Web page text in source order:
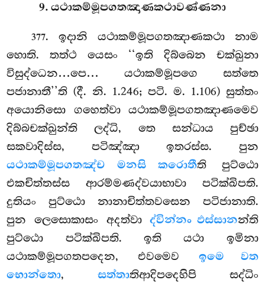
9. යථාකම්මූපගතඤාණකථාවණ්ණනා
377. ඉදානි යථාකම්මූපගතඤාණකථා නාම
හොති. තත්ථ යෙසං ‘‘ඉති දිබ්බෙන චක්ඛුනා
විසුද්ධෙන…පෙ… යථාකම්මූපගෙ සත්තෙ
පජානාතී’’ති (දී. නි. 1.246; පටි. ම. 1.106) සුත්තං
අයොනිසො ගහෙත්වා යථාකම්මූපගතඤාණමෙව
දිබ්බචක්ඛුන්ති ලද්ධි, තෙ සන්ධාය පුච්ඡා
සකවාදිස්ස, පටිඤ්ඤා ඉතරස්ස. පුන
යථාකම්මූපගතඤ්ච මනසි කරොතීති පුට්ඨො
එකචිත්තස්ස ආරම්මණද්වයාභාවා පටික්ඛිපති.
දුතියං පුට්ඨො නානාචිත්තවසෙන පටිජානාති.
පුන ලෙසොකාසං අදත්වාද්වින්නං ඵස්සානන්ති
පුට්ඨො පටික්ඛිපති. ඉති යථා ඉමිනා
යථාකම්මූපගතපදෙන, එවමෙව ඉමෙ වත
භොන්තො, සත්තාතිආදිපදෙහිපි සද්ධිං